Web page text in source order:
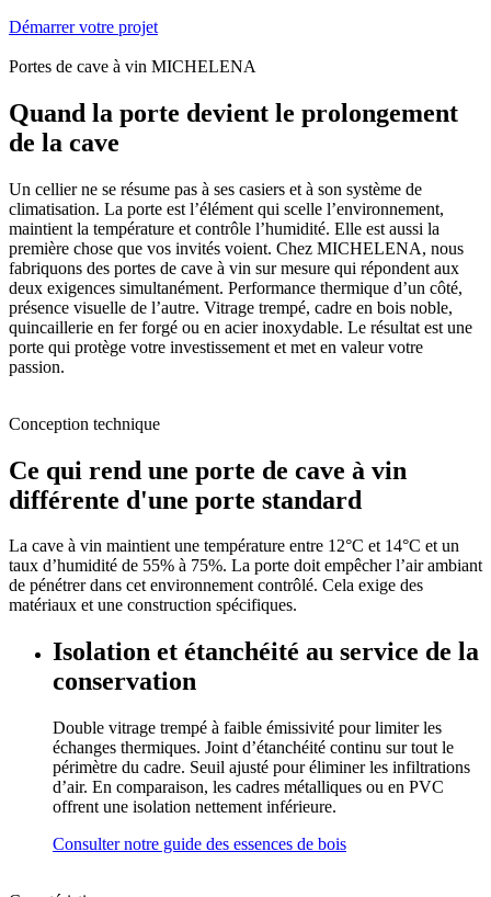
Démarrer votre projet
Portes de cave à vin MICHELENA
Quand la porte devient le prolongement
de la cave
Un cellier ne se résume pas à ses casiers et à son système de
climatisation. La porte est l’élément qui scelle l’environnement,
maintient la température et contrôle l’humidité. Elle est aussi la
première chose que vos invités voient. Chez MICHELENA, nous
fabriquons des portes de cave à vin sur mesure qui répondent aux
deux exigences simultanément. Performance thermique d’un côté,
présence visuelle de l’autre. Vitrage trempé, cadre en bois noble,
quincaillerie en fer forgé ou en acier inoxydable. Le résultat est une
porte qui protège votre investissement et met en valeur votre
passion.
Conception technique
Ce qui rend une porte de cave à vin
différente d'une porte standard
La cave à vin maintient une température entre 12°C et 14°C et un
taux d’humidité de 55% à 75%. La porte doit empêcher l’air ambiant
de pénétrer dans cet environnement contrôlé. Cela exige des
matériaux et une construction spécifiques.
Isolation et étanchéité au service de la
conservation
Double vitrage trempé à faible émissivité pour limiter les
échanges thermiques. Joint d’étanchéité continu sur tout le
périmètre du cadre. Seuil ajusté pour éliminer les infiltrations
d’air. En comparaison, les cadres métalliques ou en PVC
offrent une isolation nettement inférieure.
Consulter notre guide des essences de bois